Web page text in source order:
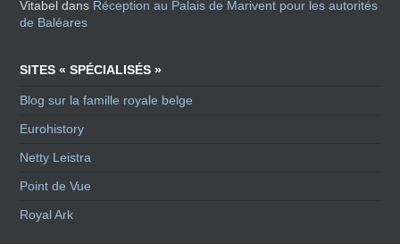
Vitabel dans Réception au Palais de Marivent pour les autorités
de Baléares
SITES « SPÉCIALISÉS »
Blog sur la famille royale belge
Eurohistory
Netty Leistra
Point de Vue
Royal Ark